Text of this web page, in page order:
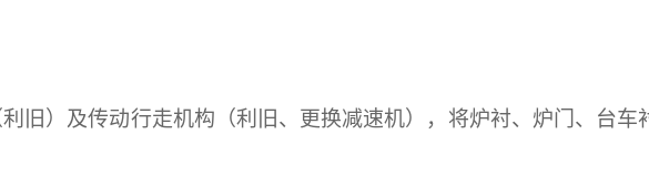
旧）及传动行走机构（利旧、更换减速机），将炉衬、炉门、台